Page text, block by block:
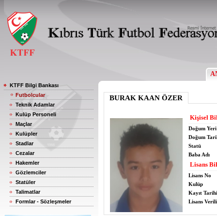
KTFF Bilgi Bankası
Futbolcular
Teknik Adamlar
Kulüp Personeli
Maçlar
Kulüpler
Stadlar
Cezalar
Hakemler
Gözlemciler
Statüler
Talimatlar
Formlar - Sözleşmeler
BURAK KAAN ÖZER
Kişisel
Doğum Yeri
Doğum
Statü
Baba Adı
Lisans
Lisans No
Kulüp
Kayıt Tarihi
Lisans